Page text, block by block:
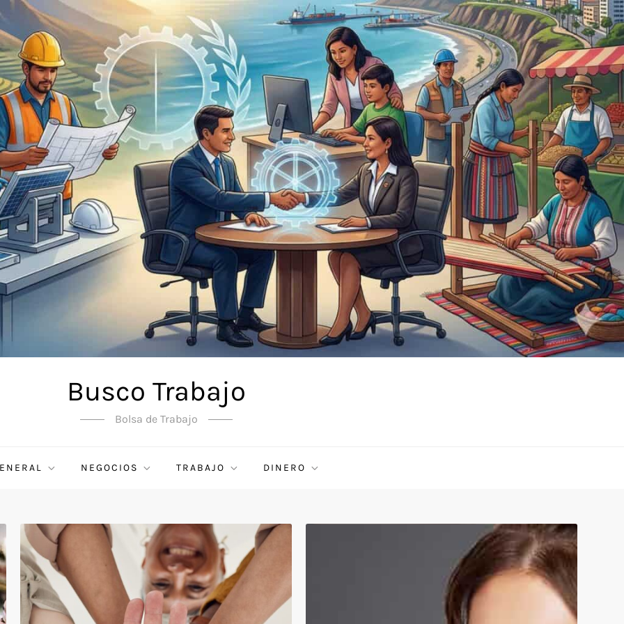
Busco Trabajo
Bolsa de Trabajo
NEGOCIOS TRABAJO DINERO